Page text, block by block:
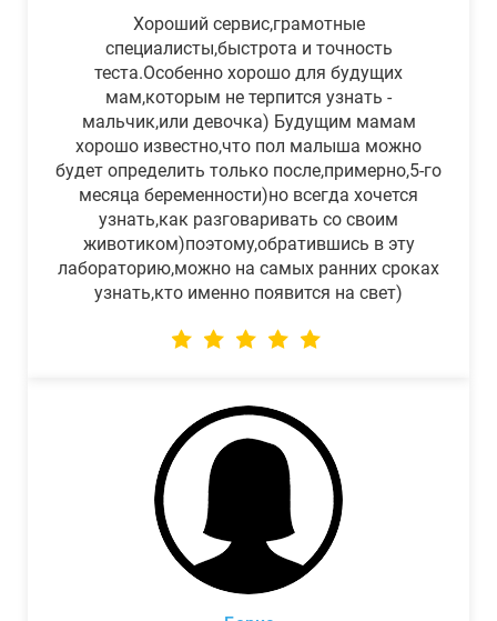
Хороший сервис,грамотные
специалисты,быстрота и точность
теста.Особенно хорошо для будущих
мам,которым не терпится узнать -
мальчик,или девочка) Будущим мамам
хорошо известно,что пол малыша можно
будет определить только после,примерно,5-го
месяца беременности)но всегда хочется
узнать,как разговаривать со своим
животиком)поэтому,обратившись в эту
лабораторию,можно на самых ранних сроках
узнать,кто именно появится на свет)